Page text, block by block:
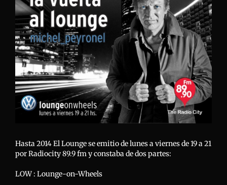
más
grande
Hasta 2014 El Lounge se emitio de lunes a viernes de 19 a 21
por Radiocity 89.9 fm y constaba de dos partes:
LOW : Lounge-on-Wheels